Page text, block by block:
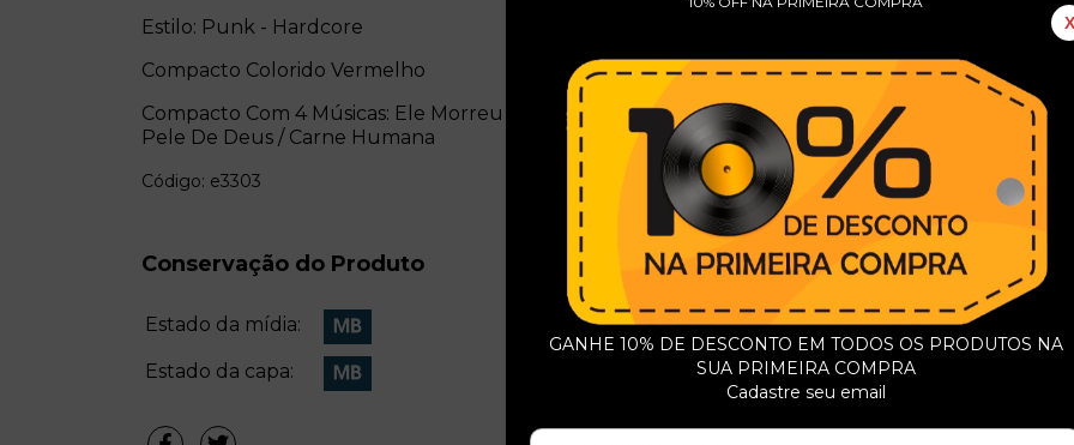
X
GANHE 10% DE DESCONTO EM TODOS OS PRODUTOS NA
SUA PRIMEIRA COMPRA
Cadastre seu email
Estilo: Punk - Hardcore
Compacto Colorido Vermelho
Compacto Com 4 Músicas: Ele Morreu Sem Saber O Porque / Consuma Pra Se Exumar / Na
Pele De Deus / Carne Humana
Código: e3303
Conservação do Produto
Estado da mídia:
Estado da capa: